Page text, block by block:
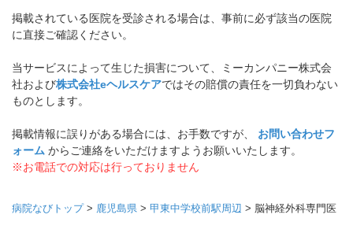
掲載されている医院を受診される場合は、事前に必ず該当の医院
に直接ご確認ください。
当サービスによって生じた損害について、ミーカンパニー株式会
社および株式会社eヘルスケアではその賠償の責任を一切負わない
ものとします。
掲載情報に誤りがある場合には、お手数ですが、 お問い合わせフ
ォーム からご連絡をいただけますようお願いいたします。
※お電話での対応は行っておりません
病院なびトップ> 鹿児島県 > 甲東中学校前駅周辺 > 脳神経外科専門医